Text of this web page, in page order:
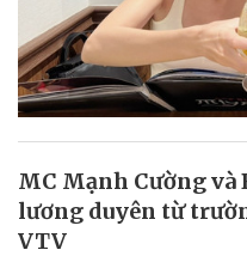
MC Mạnh Cường và
lương duyên từ
VTV